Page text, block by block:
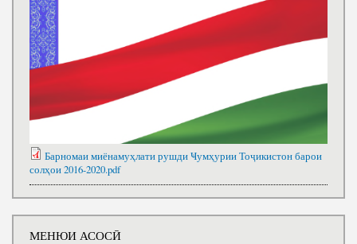
Барномаи миёнамуҳлати рушди Ҹумҳурии Тоҷикистон барои
солҳои 2016-2020.pdf
МЕНЮИ АСОСӢ